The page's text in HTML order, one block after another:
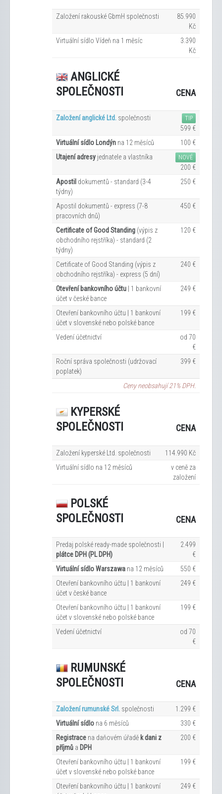
Založení rakouské GbmH společnosti
85.990
Kč
Virtuální sídlo Vídeň na 1 měsíc
3.390
Kč
ANGLICKÉ
SPOLEČNOSTI
CENA
Založení anglické Ltd. společnosti TIP
599 €
Virtuální sídlo Londýn na 12 měsíců
100 €
Utajení adresy jednatele a vlastníka NOVÉ
200 €
Apostil dokumentů - standard (3-4
týdny)
250 €
Apostil dokumentů - express (7-8
pracovních dnů)
450 €
Certificate of Good Standing (výpis z
obchodního rejstříka) - standard (2
týdny)
120 €
Certificate of Good Standing (výpis z
obchodního rejstříka) - express (5 dní)
240 €
Otevření bankovního účtu | 1 bankovní
účet v české bance
249 €
Otevření bankovního účtu | 1 bankovní
účet v slovenské nebo polské bance
199 €
Vedení účetnictví
od 70
€
Roční správa společnosti (udržovací
poplatek)
399 €
Ceny neobsahují 21% DPH.
KYPERSKÉ
SPOLEČNOSTI
CENA
Založení kyperské Ltd. společnosti
114.990 Kč
Virtuální sídlo na 12 měsíců
v ceně za
založení
POLSKÉ
SPOLEČNOSTI
CENA
Predaj polské ready-made společnosti |
plátce DPH (PL DPH)
2.499
€
Virtuální sídlo Warszawa na 12 měsíců
550 €
Otevření bankovního účtu | 1 bankovní
účet v české bance
249 €
Otevření bankovního účtu | 1 bankovní
účet v slovenské nebo polské bance
199 €
Vedení účetnictví
od 70
€
RUMUNSKÉ
SPOLEČNOSTI
CENA
Založení rumunské Srl. společnosti
1.299 €
Virtuální sídlo na 6 měsíců
330 €
Registrace na daňovém úřadě k dani z
příjmů a DPH
200 €
Otevření bankovního účtu | 1 bankovní
účet v slovenské nebo polské bance
199 €
Otevření bankovního účtu | 1 bankovní
249 €